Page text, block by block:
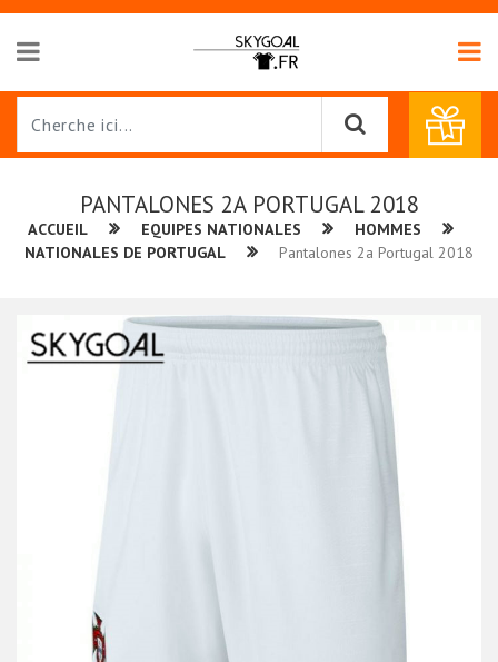
PANTALONES 2A PORTUGAL 2018
ACCUEIL EQUIPES NATIONALES
HOMMES
NATIONALES DE PORTUGAL
Pantalones 2a Portugal 2018